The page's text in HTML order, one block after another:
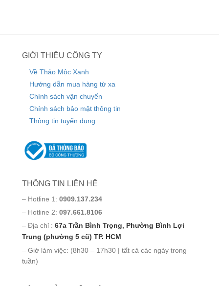
GIỚI THIỆU CÔNG TY
Về Thảo Mộc Xanh
Hướng dẫn mua hàng từ xa
Chính sách vận chuyển
Chính sách bảo mật thông tin
Thông tin tuyển dụng
THÔNG TIN LIÊN HỆ
– Hotline 1: 0909.137.234
– Hotline 2: 097.661.8106
– Địa chỉ : 67a Trần Bình Trọng, Phường Bình Lợi
Trung (phường 5 cũ) TP. HCM
– Giờ làm việc: (8h30 – 17h30 | tất cả các ngày trong
tuần)